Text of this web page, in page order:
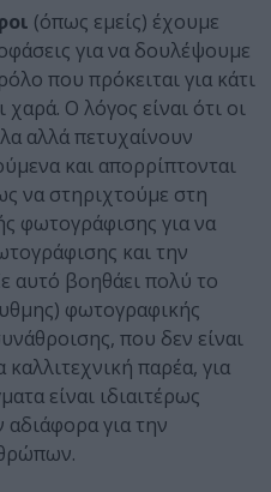
(όπως εμείς) έχουμε
για να δουλέψουμε
που πρόκειται για κάτι
χαρά. Ο λόγος είναι ότι οι
αλλά πετυχαίνουν
και απορρίπτονται
να στηριχτούμε στη
φωτογράφισης για να
και την
αυτό βοηθάει πολύ το
φωτογραφικής
που δεν είναι
παρέα, για
είναι ιδιαιτέρως
για την